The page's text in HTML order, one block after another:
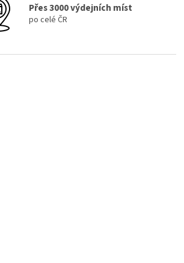
Přes 3000 výdejních míst
po celé ČR